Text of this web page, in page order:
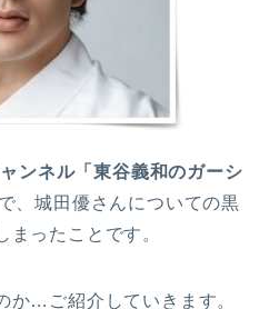
ンネル「東谷義和のガーシ
で、城田優さんについての黒
まったことです。
か…ご紹介していきます。